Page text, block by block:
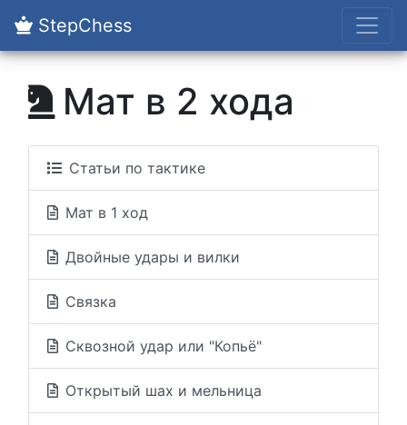
StepChess
Мат в 2 хода
Статьи по тактике
Мат в 1 ход
Двойные удары и вилки
Связка
Сквозной удар или "Копьё"
Открытый шах и мельница